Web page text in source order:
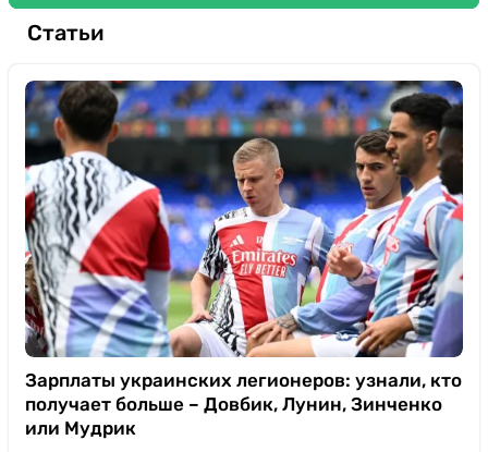
Статьи
Зарплаты украинских легионеров: узнали, кто
получает больше – Довбик, Лунин, Зинченко
или Мудрик